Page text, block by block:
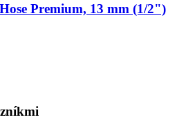
Premium, 13 mm (1/2")